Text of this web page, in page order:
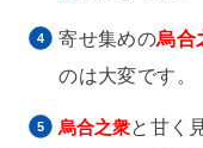
寄せ集めの烏合
のは大変です。
烏合之衆と甘く